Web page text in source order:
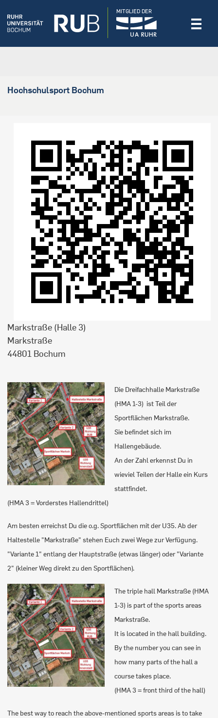
MITGLIED DER
Hochschulsport Bochum
Markstraße (Halle 3)
Markstraße
44801 Bochum
Die Dreifachhalle Markstraße
(HMA 1-3) ist Teil der
Sportflächen Markstraße.
Sie befindet sich im
Hallengebäude.
An der Zahl erkennst Du in
wieviel Teilen der Halle ein Kurs
stattfindet.
(HMA 3 = Vorderstes Hallendrittel)
Am besten erreichst Du die o.g. Sportflächen mit der U35. Ab der
Haltestelle "Markstraße" stehen Euch zwei Wege zur Verfügung.
"Variante 1" entlang der Hauptstraße (etwas länger) oder "Variante
2" (kleiner Weg direkt zu den Sportflächen).
The triple hall Markstraße (HMA
1-3) is part of the sports areas
Markstraße.
It is located in the hall building.
By the number you can see in
how many parts of the hall a
course takes place.
(HMA 3 = front third of the hall)
The best way to reach the above-mentioned sports areas is to take